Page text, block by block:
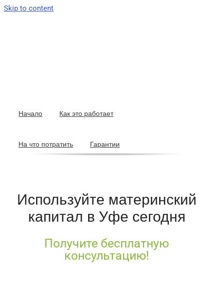
Skip to content
Начало Как это работает
На что потратить Гарантии
Используйте материнский
капитал в Уфе сегодня
Получите бесплатную
консультацию!